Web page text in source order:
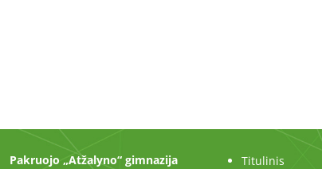
Pakruojo „Atžalyno“ gimnazija Titulinis